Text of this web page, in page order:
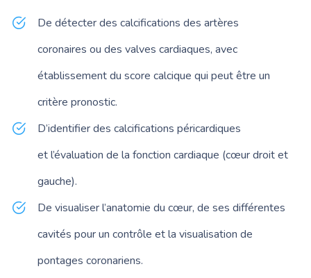
De détecter des calcifications des artères
coronaires ou des valves cardiaques, avec
établissement du score calcique qui peut être un
critère pronostic.
D’identifier des calcifications péricardiques
et l’évaluation de la fonction cardiaque (cœur droit et
gauche).
De visualiser l’anatomie du cœur, de ses différentes
cavités pour un contrôle et la visualisation de
pontages coronariens.